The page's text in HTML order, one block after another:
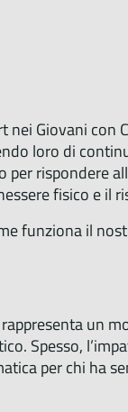
nei Giovani
loro di
rispondere
fisico e il
funziona il
un
Spesso,
per chi ha